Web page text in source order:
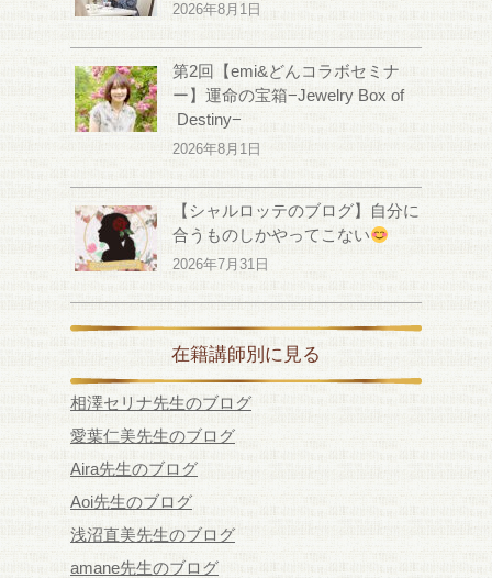
2026年8月1日
第2回【emi&どんコラボセミナ
ー】運命の宝箱−Jewelry Box of
Destiny−
2026年8月1日
【シャルロッテのブログ】自分に
合うものしかやってこない
2026年7月31日
在籍講師別に見る
相澤セリナ先生のブログ
愛葉仁美先生のブログ
Aira先生のブログ
Aoi先生のブログ
浅沼直美先生のブログ
amane先生のブログ